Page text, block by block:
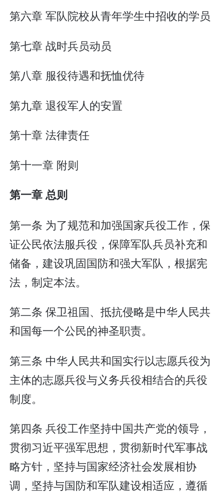
第六章 军队院校从青年学生中招收的学员
第七章 战时兵员动员
第八章 服役待遇和抚恤优待
第九章 退役军人的安置
第十章 法律责任
第十一章 附则
第一章 总则
第一条 为了规范和加强国家兵役工作，保
证公民依法服兵役，保障军队兵员补充和
储备，建设巩固国防和强大军队，根据宪
法，制定本法。
第二条 保卫祖国、抵抗侵略是中华人民共
和国每一个公民的神圣职责。
第三条 中华人民共和国实行以志愿兵役为
主体的志愿兵役与义务兵役相结合的兵役
制度。
第四条 兵役工作坚持中国共产党的领导，
贯彻习近平强军思想，贯彻新时代军事战
略方针，坚持与国家经济社会发展相协
调，坚持与国防和军队建设相适应，遵循